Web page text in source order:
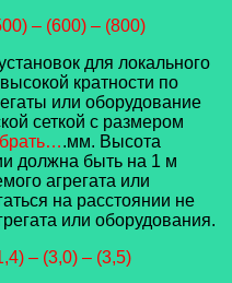
– (600) – (800)
для локального
кратности по
или оборудование
сеткой с размером
.мм. Высота
должна быть на 1 м
агрегата или
на расстоянии не
или оборудования.
– (3,0) – (3,5)